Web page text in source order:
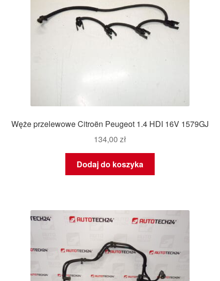
Węże przelewowe Citroën Peugeot 1.4 HDI 16V 1579GJ
134,00 zł
Dodaj do koszyka